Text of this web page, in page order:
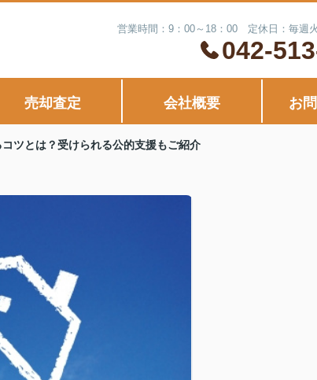
営業時間：9：00～18：00 定休日：毎週
042-
売却査定 会社概要 お
ツとは？受けられる公的支援もご紹介